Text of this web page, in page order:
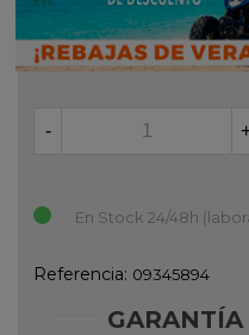
-
En Stock 24/48h
Referencia: 09345894